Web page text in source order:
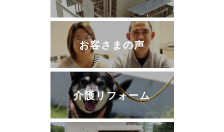
お客さまの声
介護リフォーム